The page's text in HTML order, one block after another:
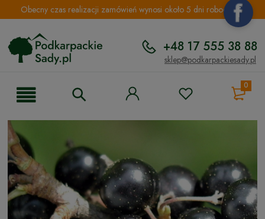
Obecny czas realizacji zamówień wynosi około 5 dni roboczych.
+48 17 555 38 88
sklep@podkarpackiesady.pl
0